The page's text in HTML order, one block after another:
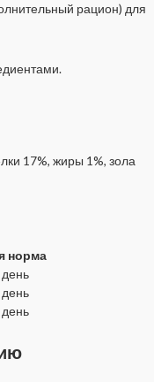
рацион) для
17%, жиры 1%, зола
норма
день
день
день